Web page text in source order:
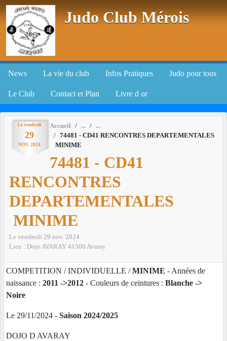
Judo Club Mérois
News La vie du club Infos Pratiques Judo pour tous
Le Club Contact et Plan Livre d or
Le vendredi
29
NOV. 2024
Accueil
74481 - CD41 RENCONTRES DEPARTEMENTALES
MINIME
74481 - CD41
RENCONTRES
DEPARTEMENTALES
MINIME
Le vendredi 29 nov. 2024
Lieu : Dojo AVARAY 41500 Avaray
COMPETITION / INDIVIDUELLE /MINIME - Années de
naissance : 2011 ->2012 - Couleurs de ceintures : Blanche ->
Noire
Le 29/11/2024 - Saison 2024/2025
DOJO D AVARAY
Panneau de gestion des cookies